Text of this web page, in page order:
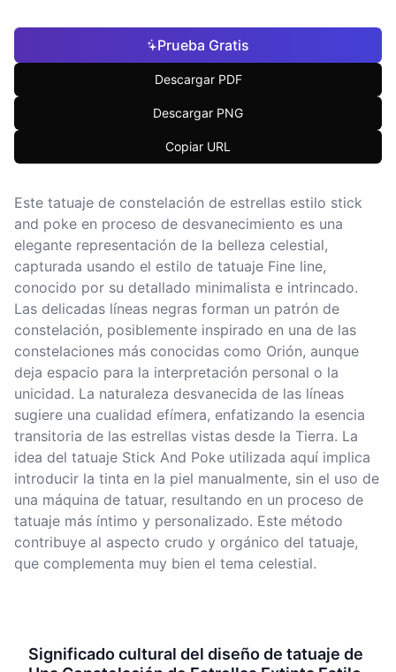
Prueba Gratis
Descargar PDF
Descargar PNG
Copiar URL
Este tatuaje de constelación de estrellas estilo stick
and poke en proceso de desvanecimiento es una
elegante representación de la belleza celestial,
capturada usando el estilo de tatuaje Fine line,
conocido por su detallado minimalista e intrincado.
Las delicadas líneas negras forman un patrón de
constelación, posiblemente inspirado en una de las
constelaciones más conocidas como Orión, aunque
deja espacio para la interpretación personal o la
unicidad. La naturaleza desvanecida de las líneas
sugiere una cualidad efímera, enfatizando la esencia
transitoria de las estrellas vistas desde la Tierra. La
idea del tatuaje Stick And Poke utilizada aquí implica
introducir la tinta en la piel manualmente, sin el uso de
una máquina de tatuar, resultando en un proceso de
tatuaje más íntimo y personalizado. Este método
contribuye al aspecto crudo y orgánico del tatuaje,
que complementa muy bien el tema celestial.
Significado cultural del diseño de tatuaje de